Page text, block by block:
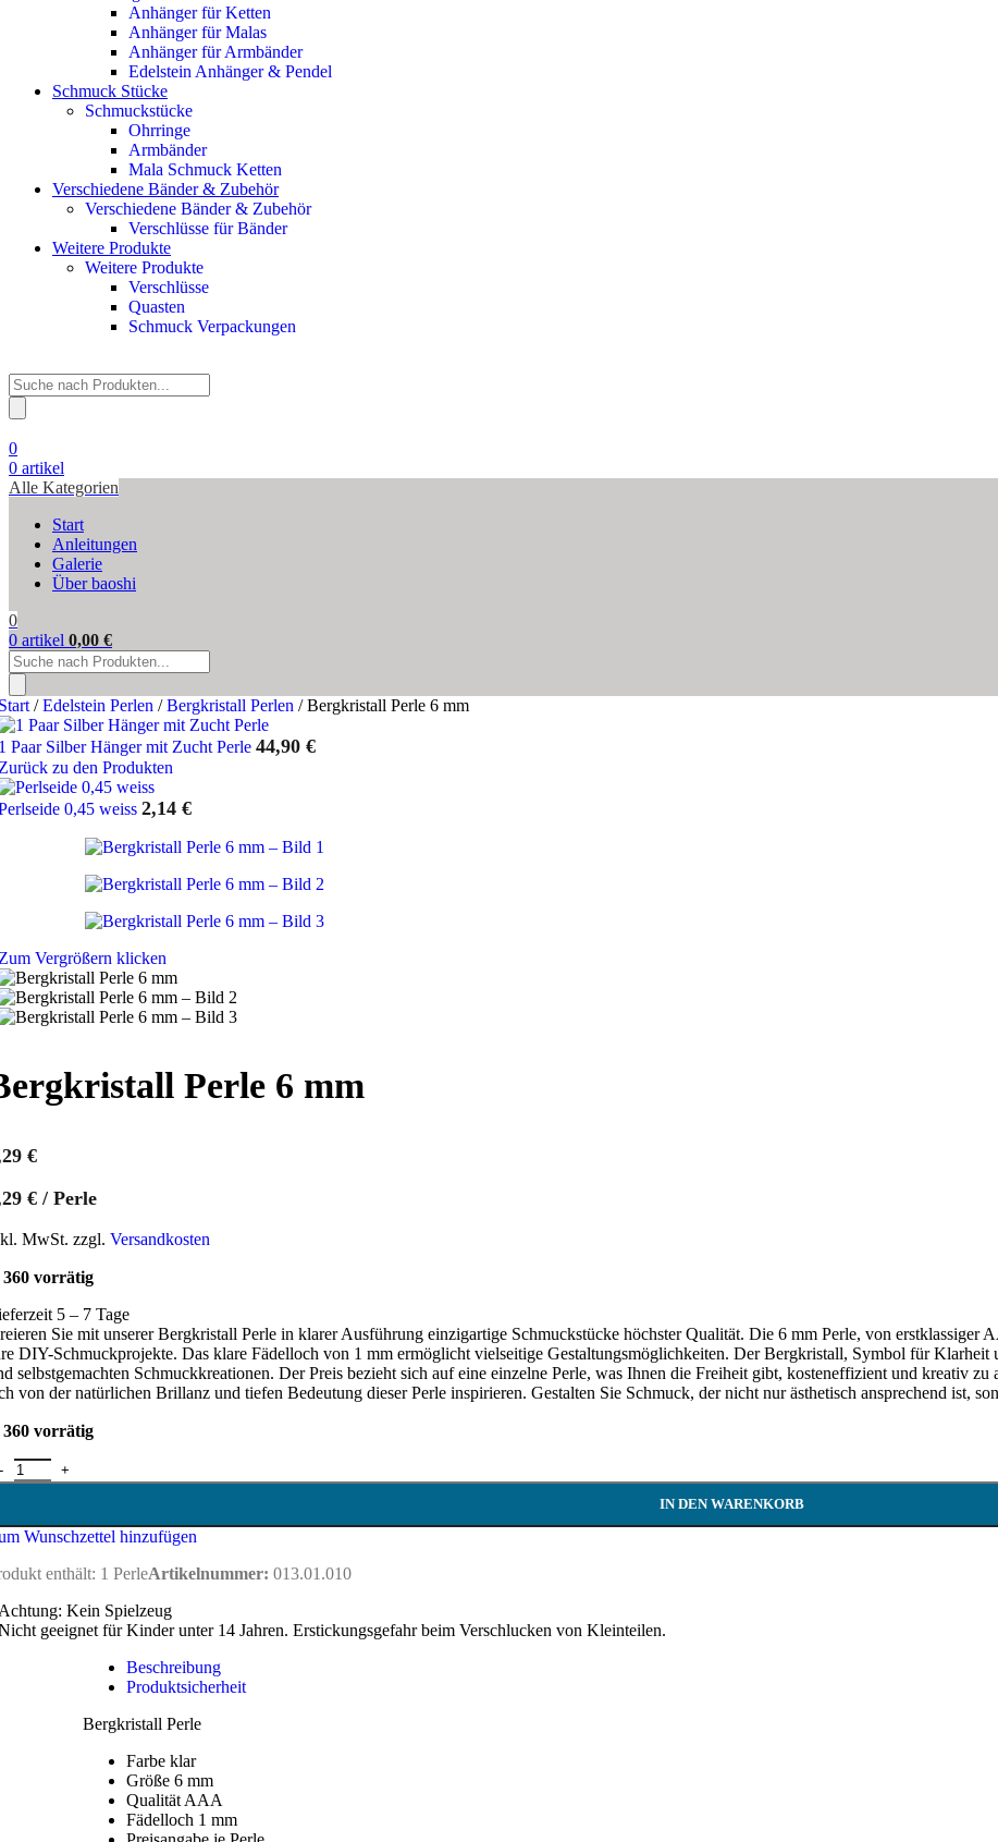
Anhänger für Ketten
Anhänger für Malas
Anhänger für Armbänder
Edelstein Anhänger & Pendel
Schmuck Stücke
Schmuckstücke
Ohrringe
Armbänder
Mala Schmuck Ketten
Verschiedene Bänder & Zubehör
Verschiedene Bänder & Zubehör
Verschlüsse für Bänder
Weitere Produkte
Weitere Produkte
Verschlüsse
Quasten
Schmuck Verpackungen
Products
search
0
0 artikel
Alle Kategorien
Start
Anleitungen
Galerie
Über baoshi
0
0 artikel 0,00 €
Products
search
/ Edelstein Perlen / Bergkristall Perlen / Bergkristall Perle 6 mm
Paar Silber Hänger mit Zucht Perle 44,90 €
zu den Produkten
0,45 weiss 2,14 €
Vergrößern klicken
Perle 6 mm
€
€ / Perle
MwSt. zzgl. Versandkosten
360 vorrätig
5 – 7 Tage
Sie mit unserer Bergkristall Perle in klarer Ausführung einzigartige Schmuckstücke höchster Qualität. Die 6 mm Perle, von erstklassiger
DIY-Schmuckprojekte. Das klare Fädelloch von 1 mm ermöglicht vielseitige Gestaltungsmöglichkeiten. Der Bergkristall, Symbol für
selbstgemachten Schmuckkreationen. Der Preis bezieht sich auf eine einzelne Perle, was Ihnen die Freiheit gibt, kosteneffizient und kreativ
von der natürlichen Brillanz und tiefen Bedeutung dieser Perle inspirieren. Gestalten Sie Schmuck, der nicht nur ästhetisch ansprechend ist,
360 vorrätig
Perle 6 mm Menge
IN DEN WARENKORB
Wunschzettel hinzufügen
enthält: 1 PerleArtikelnummer: 013.01.010
Kein Spielzeug
geeignet für Kinder unter 14 Jahren. Erstickungsgefahr beim Verschlucken von Kleinteilen.
Beschreibung
Produktsicherheit
Bergkristall Perle
Farbe klar
Größe 6 mm
Qualität AAA
Fädelloch 1 mm